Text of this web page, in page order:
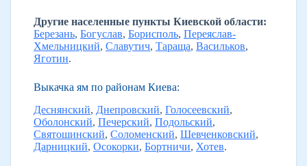
Другие населенные пункты Киевской области:
Березань, Богуслав, Борисполь, Переяслав-
Хмельницкий, Славутич, Тараща, Васильков,
Яготин.
Выкачка ям по районам Киева:
Деснянский, Днепровский, Голосеевский,
Оболонский, Печерский, Подольский,
Святошинский, Соломенский, Шевченковский,
Дарницкий, Осокорки, Бортничи, Хотев.